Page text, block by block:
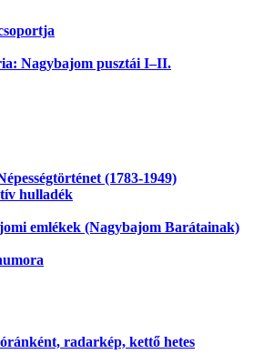
Nagybajom pusztái I–II.
(1783-1949)
hulladék
emlékek (Nagybajom Barátainak)
radarkép, kettő hetes